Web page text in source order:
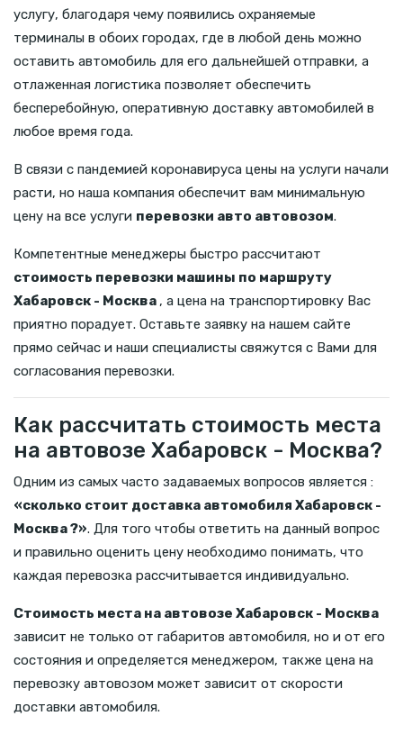
услугу, благодаря чему появились охраняемые
терминалы в обоих городах, где в любой день можно
оставить автомобиль для его дальнейшей отправки, а
отлаженная логистика позволяет обеспечить
бесперебойную, оперативную доставку автомобилей в
любое время года.
В связи с пандемией коронавируса цены на услуги начали
расти, но наша компания обеспечит вам минимальную
цену на все услуги перевозки авто автовозом.
Компетентные менеджеры быстро рассчитают
стоимость перевозки машины по маршруту
Хабаровск - Москва , а цена на транспортировку Вас
приятно порадует. Оставьте заявку на нашем сайте
прямо сейчас и наши специалисты свяжутся с Вами для
согласования перевозки.
Как рассчитать стоимость места
на автовозе Хабаровск - Москва?
Одним из самых часто задаваемых вопросов является :
«сколько стоит доставка автомобиля Хабаровск -
Москва ?». Для того чтобы ответить на данный вопрос
и правильно оценить цену необходимо понимать, что
каждая перевозка рассчитывается индивидуально.
Стоимость места на автовозе Хабаровск - Москва
зависит не только от габаритов автомобиля, но и от его
состояния и определяется менеджером, также цена на
перевозку автовозом может зависит от скорости
доставки автомобиля.